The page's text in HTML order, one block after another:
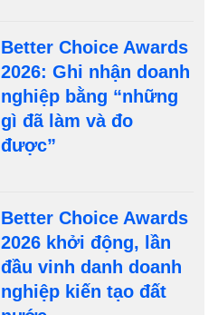
Better Choice Awards
2026: Ghi nhận doanh
nghiệp bằng “những
gì đã làm và đo
được”
Better Choice Awards
2026 khởi động, lần
đầu vinh danh doanh
nghiệp kiến tạo đất